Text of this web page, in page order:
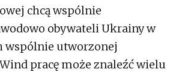
chcą wspólnie
obywateli Ukrainy w
wspólnie utworzonej
pracę może znaleźć wielu